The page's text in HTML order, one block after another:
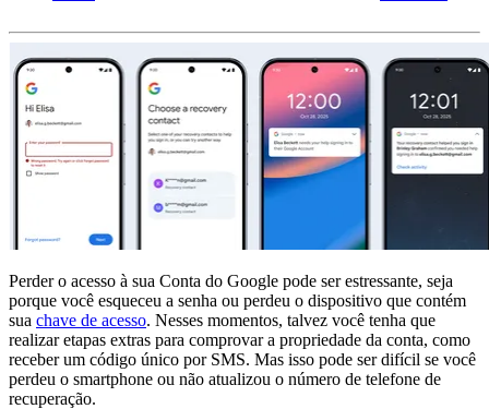
Perder o acesso à sua Conta do Google pode ser estressante, seja
porque você esqueceu a senha ou perdeu o dispositivo que contém
sua chave de acesso. Nesses momentos, talvez você tenha que
realizar etapas extras para comprovar a propriedade da conta, como
receber um código único por SMS. Mas isso pode ser difícil se você
perdeu o smartphone ou não atualizou o número de telefone de
recuperação.